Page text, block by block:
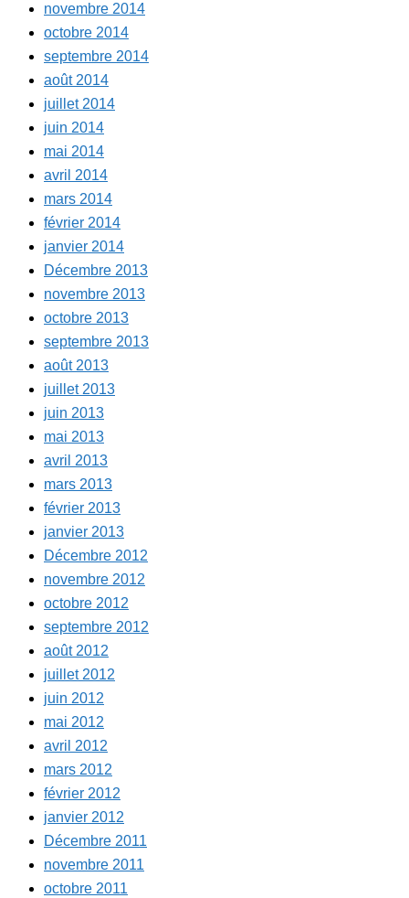
novembre 2014
octobre 2014
septembre 2014
août 2014
juillet 2014
juin 2014
mai 2014
avril 2014
mars 2014
février 2014
janvier 2014
Décembre 2013
novembre 2013
octobre 2013
septembre 2013
août 2013
juillet 2013
juin 2013
mai 2013
avril 2013
mars 2013
février 2013
janvier 2013
Décembre 2012
novembre 2012
octobre 2012
septembre 2012
août 2012
juillet 2012
juin 2012
mai 2012
avril 2012
mars 2012
février 2012
janvier 2012
Décembre 2011
novembre 2011
octobre 2011